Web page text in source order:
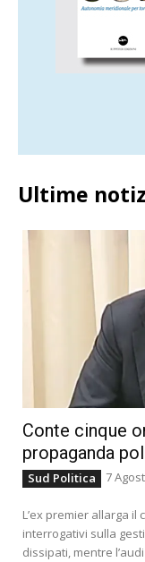
Ultime
Conte cinque
propaganda
Sud Politica 7
L’ex premier allarga
interrogativi sulla
dissipati, mentre